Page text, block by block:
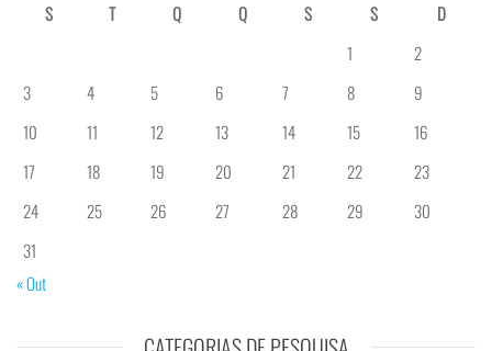
S
T Q Q S S
D
1
2
3
4 5 6 7 8
9
10
11 12 13 14 15
16
17
18 19 20 21 22
23
24
25 26 27 28 29
30
31
« Out